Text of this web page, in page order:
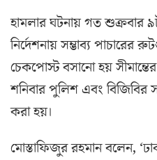
হামলার ঘটনায় গত শুক্রবার
নির্দেশনায় সম্ভাব্য
চেকপোস্ট বসানো হয়
শনিবার পুলিশ এবং বিজিবির
করা হয়।
মোস্তাফিজুর রহমান বলেন,